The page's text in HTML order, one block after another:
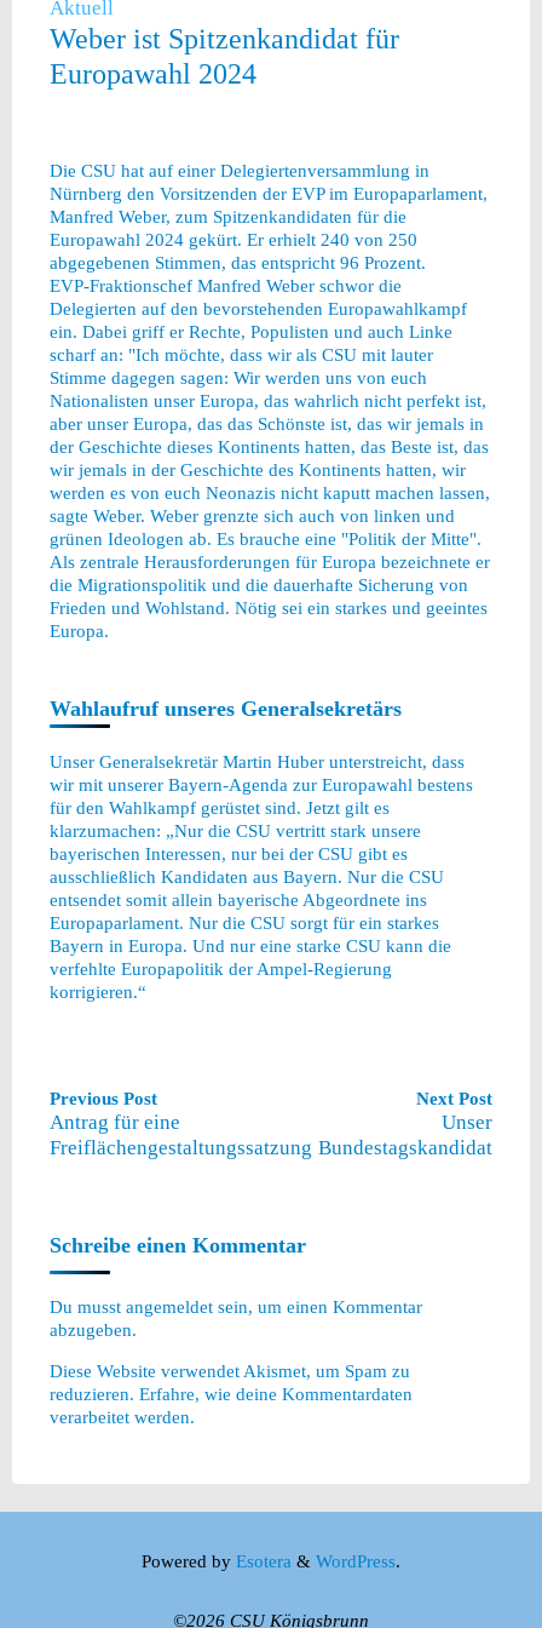
Aktuell
Weber ist Spitzenkandidat für
Europawahl 2024
Die CSU hat auf einer Delegiertenversammlung in
Nürnberg den Vorsitzenden der EVP im Europaparlament,
Manfred Weber, zum Spitzenkandidaten für die
Europawahl 2024 gekürt. Er erhielt 240 von 250
abgegebenen Stimmen, das entspricht 96 Prozent.
EVP-Fraktionschef Manfred Weber schwor die
Delegierten auf den bevorstehenden Europawahlkampf
ein. Dabei griff er Rechte, Populisten und auch Linke
scharf an: "Ich möchte, dass wir als CSU mit lauter
Stimme dagegen sagen: Wir werden uns von euch
Nationalisten unser Europa, das wahrlich nicht perfekt ist,
aber unser Europa, das das Schönste ist, das wir jemals in
der Geschichte dieses Kontinents hatten, das Beste ist, das
wir jemals in der Geschichte des Kontinents hatten, wir
werden es von euch Neonazis nicht kaputt machen lassen,
sagte Weber. Weber grenzte sich auch von linken und
grünen Ideologen ab. Es brauche eine "Politik der Mitte".
Als zentrale Herausforderungen für Europa bezeichnete er
die Migrationspolitik und die dauerhafte Sicherung von
Frieden und Wohlstand. Nötig sei ein starkes und geeintes
Europa.
Wahlaufruf unseres Generalsekretärs
Unser Generalsekretär Martin Huber unterstreicht, dass
wir mit unserer Bayern-Agenda zur Europawahl bestens
für den Wahlkampf gerüstet sind. Jetzt gilt es
klarzumachen: „Nur die CSU vertritt stark unsere
bayerischen Interessen, nur bei der CSU gibt es
ausschließlich Kandidaten aus Bayern. Nur die CSU
entsendet somit allein bayerische Abgeordnete ins
Europaparlament. Nur die CSU sorgt für ein starkes
Bayern in Europa. Und nur eine starke CSU kann die
verfehlte Europapolitik der Ampel-Regierung
korrigieren.“
Previous Post
Antrag für eine
Freiflächengestaltungssatzung
Next Post
Unser
Bundestagskandidat
Schreibe einen Kommentar
Du musst angemeldetsein, um einen Kommentar
abzugeben.
Diese Website verwendet Akismet, um Spam zu
reduzieren. Erfahre, wie deine Kommentardaten
verarbeitet werden.
Powered by Esotera & WordPress.
©2026 CSU Königsbrunn